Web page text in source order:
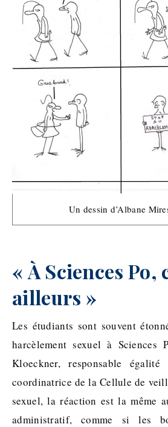
Un dessin d’Albane
« À Sciences Po,
ailleurs »
Les étudiants sont souvent
harcèlement sexuel à Sciences
Kloeckner, responsable égalité
coordinatrice de la Cellule de
sexuel, la réaction est la même
administratif, comme si les